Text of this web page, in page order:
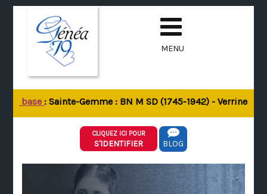
MENU
base: Sainte-Gemme : BN M SD (1745-1942) - Verrines-
CLIQUEZ ICI POUR
S'IDENTIFIER BLOG